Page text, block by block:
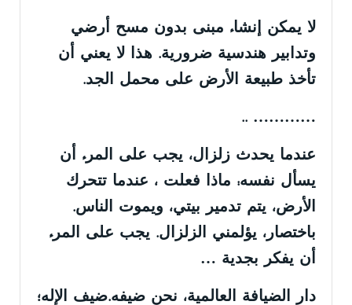
لا يمكن إنشاء مبنى بدون مسح أرضي
وتدابير هندسية ضرورية. هذا لا يعني أن
تأخذ طبيعة الأرض على محمل الجد.
………… ..
عندما يحدث زلزال، يجب على المرء أن
يسأل نفسه: ماذا فعلت ، عندما تتحرك
الأرض، يتم تدمير بيتي، ويموت الناس.
باختصار، يؤلمني الزلزال. يجب على المرء
أن يفكر بجدية …
دار الضيافة العالمية، نحن ضيفه.ضيف الإله؛